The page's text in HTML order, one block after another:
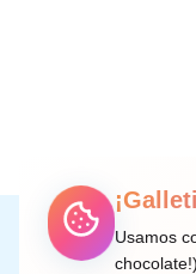
X
Usamos